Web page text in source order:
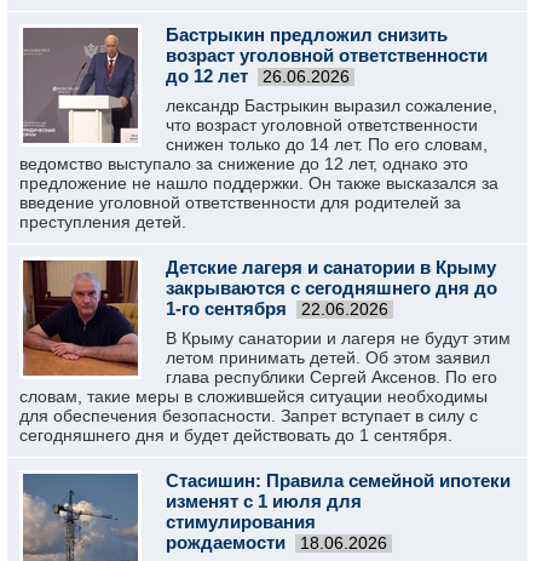
Бастрыкин предложил снизить
возраст уголовной ответственности
до 12 лет
26.06.2026
лександр Бастрыкин выразил сожаление,
что возраст уголовной ответственности
снижен только до 14 лет. По его словам,
ведомство выступало за снижение до 12 лет, однако это
предложение не нашло поддержки. Он также высказался за
введение уголовной ответственности для родителей за
преступления детей.
Детские лагеря и санатории в Крыму
закрываются с сегодняшнего дня до
1-го сентября
22.06.2026
В Крыму санатории и лагеря не будут этим
летом принимать детей. Об этом заявил
глава республики Сергей Аксенов. По его
словам, такие меры в сложившейся ситуации необходимы
для обеспечения безопасности. Запрет вступает в силу с
сегодняшнего дня и будет действовать до 1 сентября.
Стасишин: Правила семейной ипотеки
изменят с 1 июля для
стимулирования
рождаемости
18.06.2026